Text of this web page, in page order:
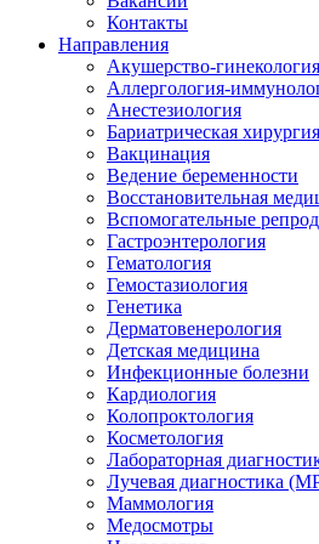
Контакты
Направления
Акушерство-гинекология
Аллергология-
Анестезиология
Бариатрическая хирургия
Вакцинация
Ведение беременности
Восстановительная
Вспомогательные
Гастроэнтерология
Гематология
Гемостазиология
Генетика
Дерматовенерология
Детская медицина
Инфекционные болезни
Кардиология
Колопроктология
Косметология
Лабораторная
Лучевая диагностика
Маммология
Медосмотры